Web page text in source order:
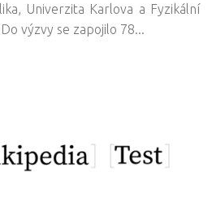
Univerzita Karlova a Fyzikální
výzvy se zapojilo 78...